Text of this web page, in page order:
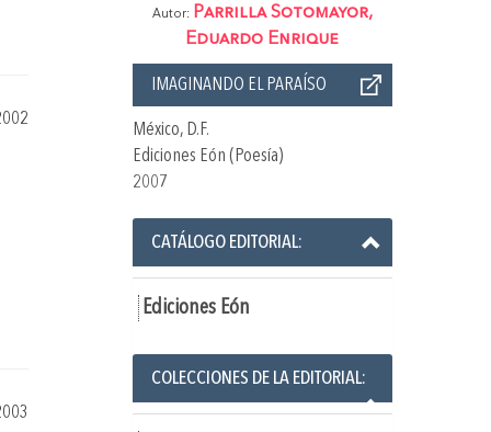
Autor: Parrilla Sotomayor,
Eduardo Enrique
IMAGINANDO EL PARAÍSO
México, D.F.
Ediciones Eón (Poesía)
2007
CATÁLOGO EDITORIAL:
Ediciones Eón
COLECCIONES DE LA EDITORIAL: